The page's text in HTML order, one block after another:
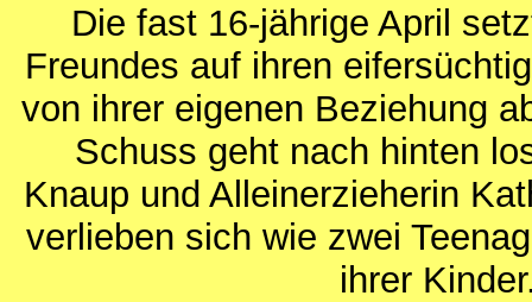
Die fast 16-jährige April
Freundes auf ihren
von ihrer eigenen Beziehung
Schuss geht nach hinten
Knaup und Alleinerzieherin
verlieben sich wie zwei
ihrer